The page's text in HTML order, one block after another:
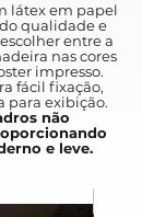
látex em papel
qualidade e
entre a
nas cores
impresso.
fácil fixação,
para exibição.
não
e leve.